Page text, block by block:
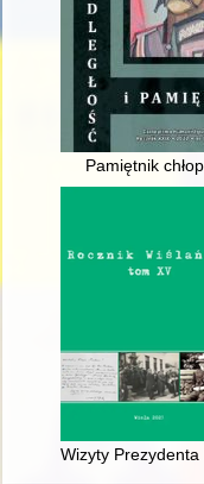
Pamiętnik
Wizyty